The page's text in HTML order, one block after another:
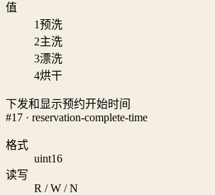
值
1预洗
2主洗
3漂洗
4烘干
下发和显示预约开始时间
#17 · reservation-complete-time
格式
uint16
读写
R / W / N